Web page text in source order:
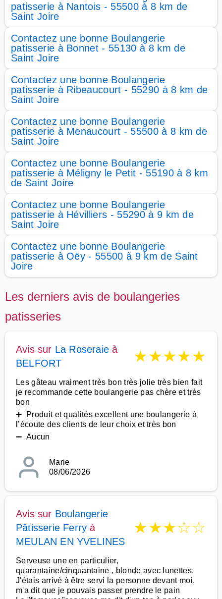
patisserie à Nantois - 55500 à 8 km de
Saint Joire
Contactez une bonne Boulangerie
patisserie à Bonnet - 55130 à 8 km de
Saint Joire
Contactez une bonne Boulangerie
patisserie à Ribeaucourt - 55290 à 8 km de
Saint Joire
Contactez une bonne Boulangerie
patisserie à Menaucourt - 55500 à 8 km de
Saint Joire
Contactez une bonne Boulangerie
patisserie à Méligny le Petit - 55190 à 8 km
de Saint Joire
Contactez une bonne Boulangerie
patisserie à Hévilliers - 55290 à 9 km de
Saint Joire
Contactez une bonne Boulangerie
patisserie à Oëy - 55500 à 9 km de Saint
Joire
Les derniers avis de boulangeries
patisseries
Avis sur La Roseraie à
BELFORT
★★★★★
Les gâteau vraiment très bon très jolie très bien fait
je recommande cette boulangerie pas chère et très
bon
➕ Produit et qualités excellent une boulangerie à
l’écoute des clients de leur choix et très bon
➖ Aucun
Marie
08/06/2026
Avis sur Boulangerie
Pâtisserie Ferry à
MEULAN EN YVELINES
★★★☆☆
Serveuse une en particulier,
quarantaine/cinquantaine , blonde avec lunettes.
J'étais arrivé à être servi la personne devant moi,
m'a dit que je pouvais passer prendre le pain